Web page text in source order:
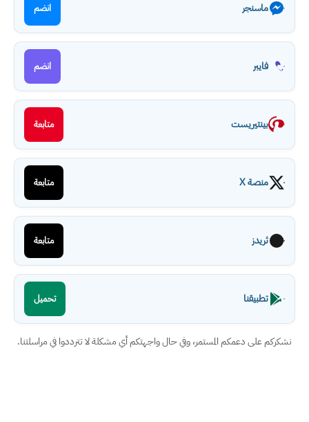
ماسنجر انضم
فايبر انضم
بينتيريست متابعة
منصة X متابعة
ثريدز متابعة
تطبيقنا تحميل
نشكركم على دعمكم المستمر، وفي حال واجهتكم أي مشكلة لا تترددوا في مراسلتنا.